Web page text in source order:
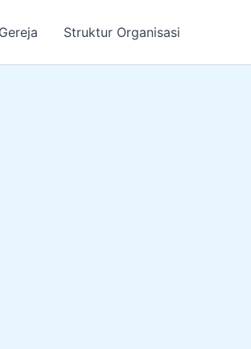
Struktur Organisasi